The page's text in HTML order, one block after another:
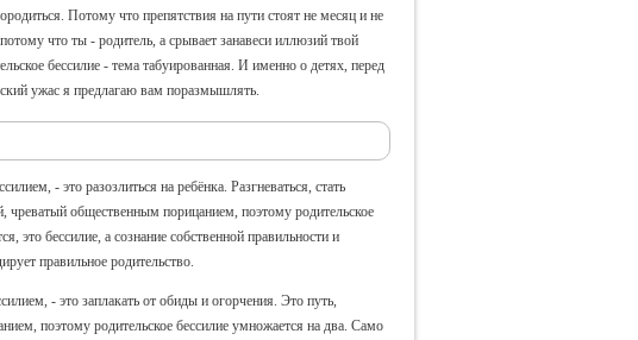
Потому что препятствия на пути стоят не месяц и не
что ты - родитель, а срывает занавеси иллюзий твой
бессилие - тема табуированная. И именно о детях, перед
ужас я предлагаю вам поразмышлять.
- это разозлиться на ребёнка. Разгневаться, стать
общественным порицанием, поэтому родительское
это бессилие, а сознание собственной правильности и
правильное родительство.
- это заплакать от обиды и огорчения. Это путь,
поэтому родительское бессилие умножается на два. Само